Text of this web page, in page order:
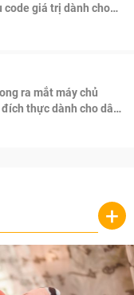
code giá trị dành cho
ra mắt máy chủ
đích thực dành cho dân
+